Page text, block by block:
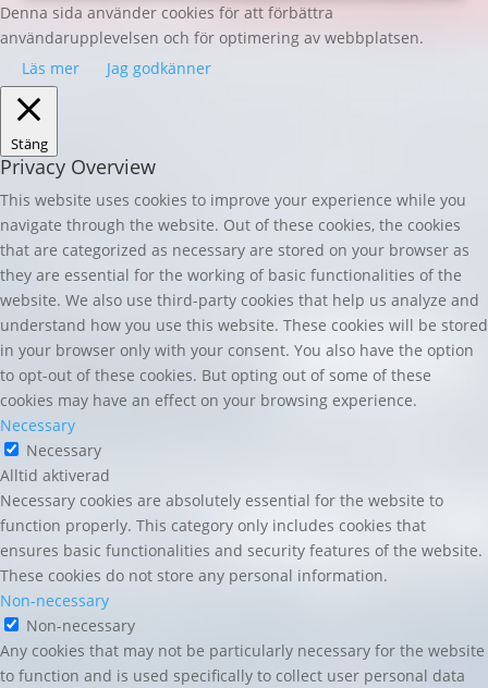
Denna sida använder cookies för att förbättra
användarupplevelsen och för optimering av webbplatsen.
Läs mer
Jag godkänner
Stäng
Privacy Overview
This website uses cookies to improve your experience while you
navigate through the website. Out of these cookies, the cookies
that are categorized as necessary are stored on your browser as
they are essential for the working of basic functionalities of the
website. We also use third-party cookies that help us analyze and
understand how you use this website. These cookies will be stored
in your browser only with your consent. You also have the option
to opt-out of these cookies. But opting out of some of these
cookies may have an effect on your browsing experience.
Necessary
Necessary
Alltid aktiverad
Necessary cookies are absolutely essential for the website to
function properly. This category only includes cookies that
ensures basic functionalities and security features of the website.
These cookies do not store any personal information.
Non-necessary
Non-necessary
Any cookies that may not be particularly necessary for the website
to function and is used specifically to collect user personal data